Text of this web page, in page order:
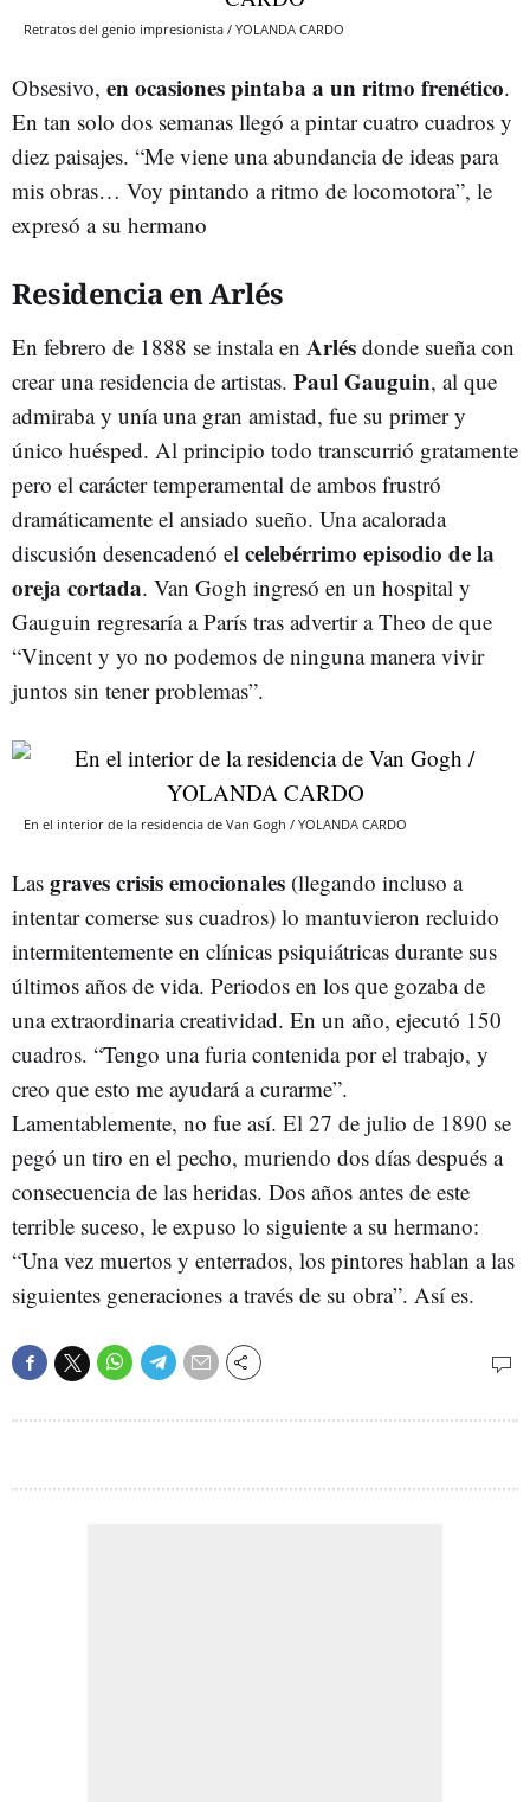
Retratos del genio impresionista / YOLANDA CARDO
Obsesivo, en ocasiones pintaba a un ritmo frenético.
En tan solo dos semanas llegó a pintar cuatro cuadros y
diez paisajes. “Me viene una abundancia de ideas para
mis obras… Voy pintando a ritmo de locomotora”, le
expresó a su hermano
Residencia en Arlés
En febrero de 1888 se instala en Arlés donde sueña con
crear una residencia de artistas. Paul Gauguin, al que
admiraba y unía una gran amistad, fue su primer y
único huésped. Al principio todo transcurrió gratamente
pero el carácter temperamental de ambos frustró
dramáticamente el ansiado sueño. Una acalorada
discusión desencadenó el celebérrimo episodio de la
oreja cortada. Van Gogh ingresó en un hospital y
Gauguin regresaría a París tras advertir a Theo de que
“Vincent y yo no podemos de ninguna manera vivir
juntos sin tener problemas”.
En el interior de la residencia de Van Gogh / YOLANDA CARDO
Las graves crisis emocionales (llegando incluso a
intentar comerse sus cuadros) lo mantuvieron recluido
intermitentemente en clínicas psiquiátricas durante sus
últimos años de vida. Periodos en los que gozaba de
una extraordinaria creatividad. En un año, ejecutó 150
cuadros. “Tengo una furia contenida por el trabajo, y
creo que esto me ayudará a curarme”.
Lamentablemente, no fue así. El 27 de julio de 1890 se
pegó un tiro en el pecho, muriendo dos días después a
consecuencia de las heridas. Dos años antes de este
terrible suceso, le expuso lo siguiente a su hermano:
“Una vez muertos y enterrados, los pintores hablan a las
siguientes generaciones a través de su obra”. Así es.